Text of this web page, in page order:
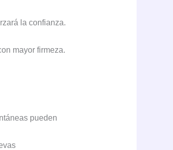
la confianza.
mayor firmeza.
pueden